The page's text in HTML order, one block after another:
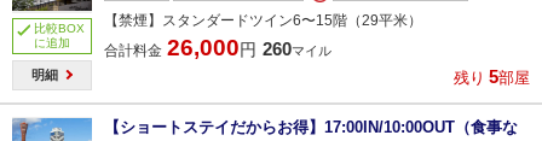
比較BOX
に追加
明細
【禁煙】スタンダードツイン6〜15階（29平米）
合計料金 26,000円 260マイル
残り 5部屋
【ショートステイだからお得】17:00IN/10:00OUT（食事な